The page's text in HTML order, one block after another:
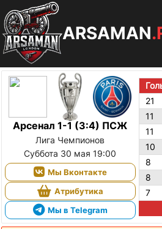
ARSAMAN
Арсенал 1-1 (3:4) ПСЖ
Лига Чемпионов
Суббота 30 мая 19:00
Мы Вконтакте
Атрибутика
Мы в Telegram
21
11
11
10
8
8
7